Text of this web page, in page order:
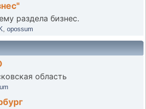
раздела бизнес.
,opossum
область